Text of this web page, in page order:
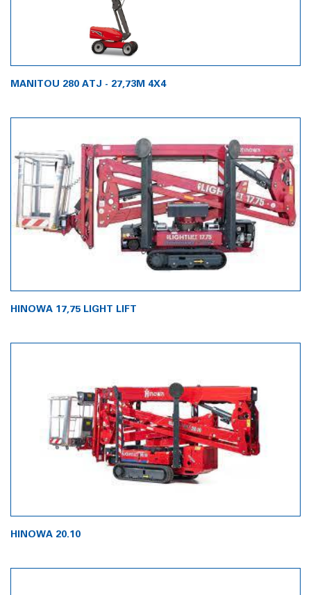
MANITOU 280 ATJ - 27,73M 4X4
HINOWA 17,75 LIGHT LIFT
HINOWA 20.10